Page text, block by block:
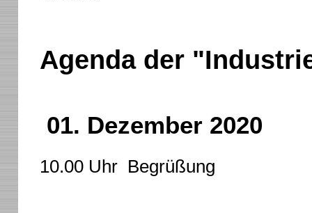
Agenda der
01. Dezember 2020
10.00 Uhr Begrüßung